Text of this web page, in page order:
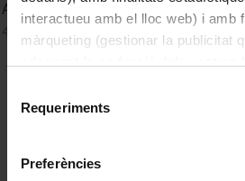
interactueu amb el lloc web) i amb
màrqueting (gestionar la publicitat
consultar laPolítica de galetes
Requeriments
Preferències
Acte de lliurament dels Premis del